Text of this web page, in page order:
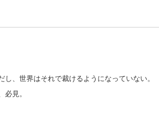
、世界はそれで裁けるようになっていない。
見。